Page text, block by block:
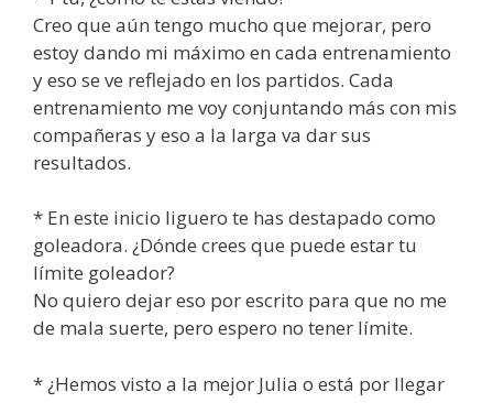
Creo que aún tengo mucho que mejorar, pero
estoy dando mi máximo en cada entrenamiento
y eso se ve reflejado en los partidos. Cada
entrenamiento me voy conjuntando más con mis
compañeras y eso a la larga va dar sus
resultados.
* En este inicio liguero te has destapado como
goleadora. ¿Dónde crees que puede estar tu
límite goleador?
No quiero dejar eso por escrito para que no me
de mala suerte, pero espero no tener límite.
* ¿Hemos visto a la mejor Julia o está por llegar